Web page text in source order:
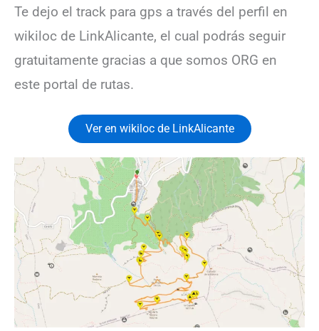
Te dejo el track para gps a través del perfil en
wikiloc de LinkAlicante, el cual podrás seguir
gratuitamente gracias a que somos ORG en
este portal de rutas.
Ver en wikiloc de LinkAlicante